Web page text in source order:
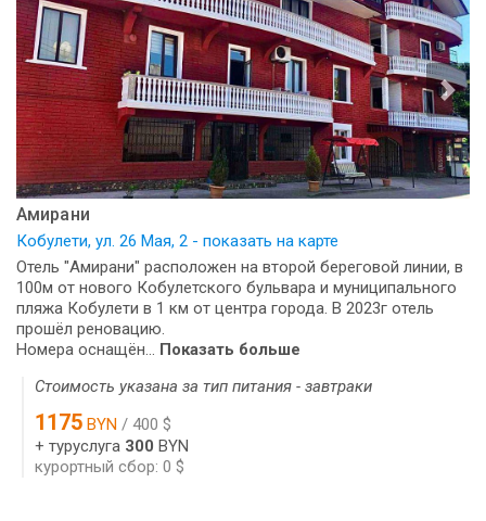
Амирани
Кобулети, ул. 26 Мая, 2 - показать на карте
Отель "Амирани" расположен на второй береговой линии, в
100м от нового Кобулетского бульвара и муниципального
пляжа Кобулети в 1 км от центра города. В 2023г отель
прошёл реновацию.
Номера оснащён... Показать больше
Стоимость указана за тип питания - завтраки
1175 BYN / 400 $
+ туруслуга 300 BYN
курортный сбор: 0 $